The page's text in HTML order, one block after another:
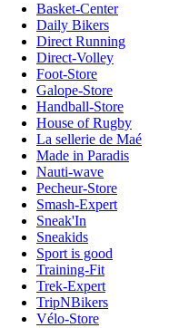
Basket-Center
Daily Bikers
Direct Running
Direct-Volley
Foot-Store
Galope-Store
Handball-Store
House of Rugby
La sellerie de Maé
Made in Paradis
Nauti-wave
Pecheur-Store
Smash-Expert
Sneak'In
Sneakids
Sport is good
Training-Fit
Trek-Expert
TripNBikers
Vélo-Store